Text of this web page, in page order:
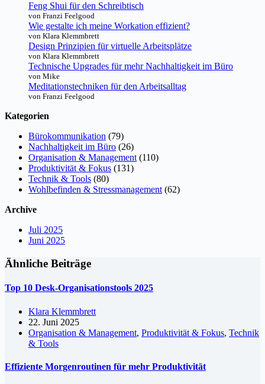
Feng Shui für den Schreibtisch
von Franzi Feelgood
Wie gestalte ich meine Workation effizient?
von Klara Klemmbrett
Design Prinzipien für virtuelle Arbeitsplätze
von Klara Klemmbrett
Technische Upgrades für mehr Nachhaltigkeit im Büro
von Mike
Meditationstechniken für den Arbeitsalltag
von Franzi Feelgood
Kategorien
Bürokommunikation (79)
Nachhaltigkeit im Büro (26)
Organisation & Management(110)
Produktivität & Fokus (131)
Technik & Tools (80)
Wohlbefinden & Stressmanagement(62)
Archive
Juli 2025
Juni 2025
Ähnliche Beiträge
Top 10 Desk-Organisationstools 2025
Klara Klemmbrett
22. Juni 2025
Organisation & Management, Produktivität & Fokus, Technik
& Tools
Effiziente Morgenroutinen für mehr Produktivität